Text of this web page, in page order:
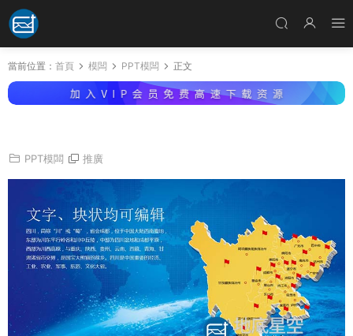
當前位置： 首頁 模闆 PPT模闆 正文
PPT模闆 推廣